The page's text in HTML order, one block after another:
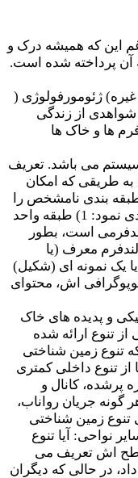
و شناخت گسترده تری از آن در اواسط دهه 1990 بوجود آمد علی رغم این که همیشه درک و
آن پرداخته شده است.
ژئومورفولوژی (
شواهدی از زندگی
ها و خاک ها
سیستم می باشد. تعریف
طریقی که امکان
بندی نامشخص را
مشخص می نماید. این بدین معنی است که انواع سنگ بستر، انواع لندفرم ها و تیپ های مختلف خاک ها را می توان حداقل در 2 طبقه مهم طبقه بندی نمود: 1) طبقه واحد
لندفرمی است، بطور
معرف (یا
یک نمونه ای (شکیل)
اش، محتوای
و پدیده های خاک
تنوع ارائه شده
تنوع زمین شناختی
تنوع داخلی کمتری
پرشده، کانال و
گونه جریان رواناب،
تنوع زمین شناختی
دارند؟ یا سایر نواحی: آیا تنوع
سطح اش تعریف می
در حالی که دیگران